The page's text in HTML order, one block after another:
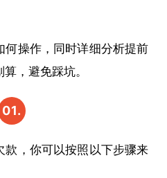
何操作，同时详细分析提前
，避免踩坑。
01.
款，你可以按照以下步骤来